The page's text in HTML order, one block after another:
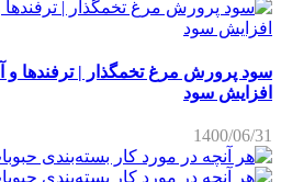
سود پرورش مرغ تخمگذار | ترفندها
افزایش سود
1400/06/31